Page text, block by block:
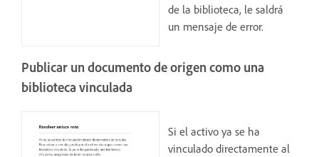
de la biblioteca, le saldrá
un mensaje de error.
Publicar un documento de origen como una
biblioteca vinculada
Si el activo ya se ha
vinculado directamente al